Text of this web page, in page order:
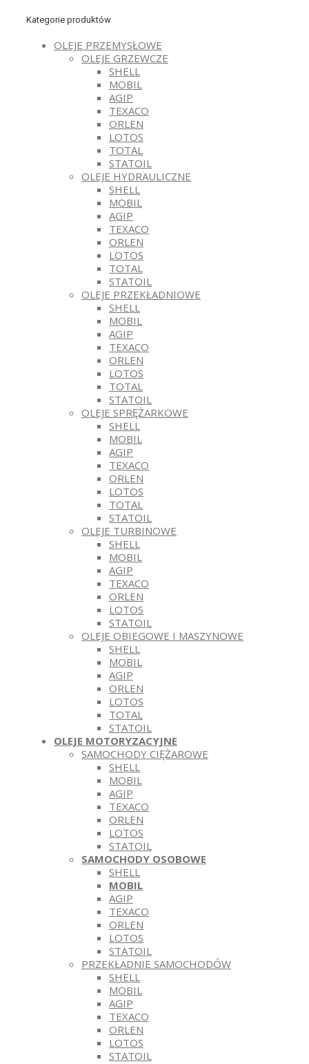
Kategorie produktów
OLEJE PRZEMYSŁOWE
OLEJE GRZEWCZE
SHELL
MOBIL
AGIP
TEXACO
ORLEN
LOTOS
TOTAL
STATOIL
OLEJE HYDRAULICZNE
SHELL
MOBIL
AGIP
TEXACO
ORLEN
LOTOS
TOTAL
STATOIL
OLEJE PRZEKŁADNIOWE
SHELL
MOBIL
AGIP
TEXACO
ORLEN
LOTOS
TOTAL
STATOIL
OLEJE SPRĘŻARKOWE
SHELL
MOBIL
AGIP
TEXACO
ORLEN
LOTOS
TOTAL
STATOIL
OLEJE TURBINOWE
SHELL
MOBIL
AGIP
TEXACO
ORLEN
LOTOS
STATOIL
OLEJE OBIEGOWE I MASZYNOWE
SHELL
MOBIL
AGIP
ORLEN
LOTOS
TOTAL
STATOIL
OLEJE MOTORYZACYJNE
SAMOCHODY CIĘŻAROWE
SHELL
MOBIL
AGIP
TEXACO
ORLEN
LOTOS
STATOIL
SAMOCHODY OSOBOWE
SHELL
MOBIL
AGIP
TEXACO
ORLEN
LOTOS
STATOIL
PRZEKŁADNIE SAMOCHODÓW
SHELL
MOBIL
AGIP
TEXACO
ORLEN
LOTOS
STATOIL